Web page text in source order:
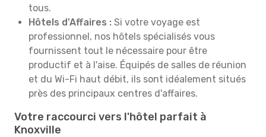
tous.
Hôtels d'Affaires : Si votre voyage est
professionnel, nos hôtels spécialisés vous
fournissent tout le nécessaire pour être
productif et à l'aise. Équipés de salles de réunion
et du Wi-Fi haut débit, ils sont idéalement situés
près des principaux centres d'affaires.
Votre raccourci vers l'hôtel parfait à
Knoxville